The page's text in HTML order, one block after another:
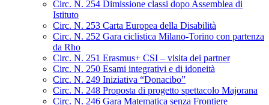
Circ. N. 254 Dimissione classi dopo Assemblea di
Istituto
Circ. N. 253 Carta Europea della Disabilità
Circ. N. 252 Gara ciclistica Milano-Torino con partenza
da Rho
Circ. N. 251 Erasmus+ CSI – visita dei partner
Circ. N. 250 Esami integrativi e di idoneità
Circ. N. 249 Iniziativa “Donacibo”
Circ. N. 248 Proposta di progetto spettacolo Majorana
Circ. N. 246 Gara Matematica senza Frontiere